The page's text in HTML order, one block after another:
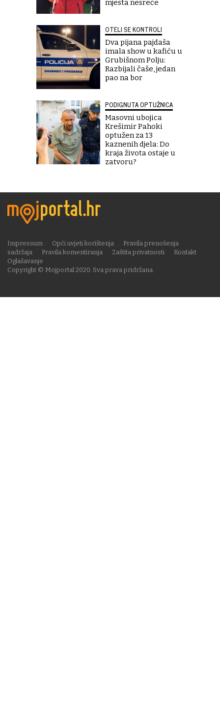
mjesta nesreće
OTELI SE KONTROLI
Dva pijana pajdaša
imala show u kafiću u
Grubišnom Polju:
Razbijali čaše, jedan
pao na bor
PODIGNUTA OPTUŽNICA
Masovni ubojica
Krešimir Pahoki
optužen za 13
kaznenih djela: Do
kraja života ostaje u
zatvoru?
Copyright © Mojportal 2020. Sva prava pridržana.
Impressum Opći uvjeti korištenja
Pravila prenošenja
sadržaja
Pravila komentiranja Zaštita privatnosti
Kontakt
Oglašavanje